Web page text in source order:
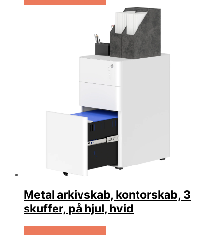
Metal arkivskab, kontorskab, 3
skuffer, på hjul, hvid